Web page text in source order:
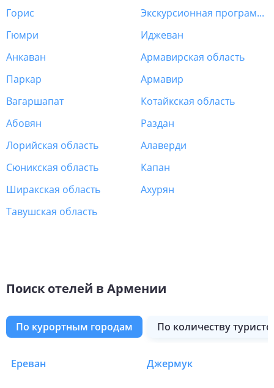
Горис
Экскурсионная программа Армения
Гюмри
Иджеван
Анкаван
Армавирская область
Паркар
Армавир
Вагаршапат
Котайкская область
Абовян
Раздан
Лорийская область
Алаверди
Сюникская область
Капан
Ширакская область
Ахурян
Тавушская область
Поиск отелей в Армении
по курортным городам по количеству
Отели в Армении
Ереван Джермук